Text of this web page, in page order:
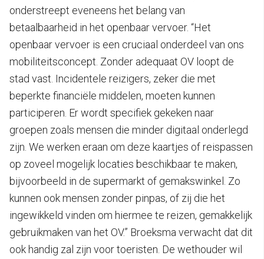
onderstreept eveneens het belang van
betaalbaarheid in het openbaar vervoer. “Het
openbaar vervoer is een cruciaal onderdeel van ons
mobiliteitsconcept. Zonder adequaat OV loopt de
stad vast. Incidentele reizigers, zeker die met
beperkte financiële middelen, moeten kunnen
participeren. Er wordt specifiek gekeken naar
groepen zoals mensen die minder digitaal onderlegd
zijn. We werken eraan om deze kaartjes of reispassen
op zoveel mogelijk locaties beschikbaar te maken,
bijvoorbeeld in de supermarkt of gemakswinkel. Zo
kunnen ook mensen zonder pinpas, of zij die het
ingewikkeld vinden om hiermee te reizen, gemakkelijk
gebruikmaken van het OV.” Broeksma verwacht dat dit
ook handig zal zijn voor toeristen. De wethouder wil